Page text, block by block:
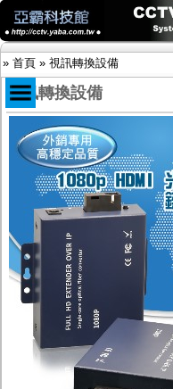
» 首頁 » 視訊轉換設備
商品目錄
限時促銷特惠專案
IP網路攝影機及錄放影機
AHD DVR數位錄放影機
AHD半球型(適用屋內)
AHD中小型紅外線攝影機(
AHD防護罩型攝影機(適用
距離遠）
AHD特殊功能型攝影機
旋轉型攝影機.旋轉台
傳統高解析攝影機
鏡頭
投光設備
防護罩及支架
視訊轉換設備